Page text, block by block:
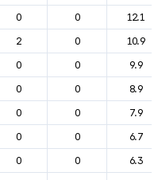
0 0
12.1
2 0
10.9
0 0
9.9
0 0
8.9
0 0
7.9
0 0
6.7
0 0
6.3